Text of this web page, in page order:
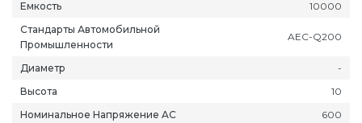
Емкость
10000
Стандарты Автомобильной
Промышленности
AEC-Q200
Диаметр
-
Высота
10
Номинальное Напряжение AC
600